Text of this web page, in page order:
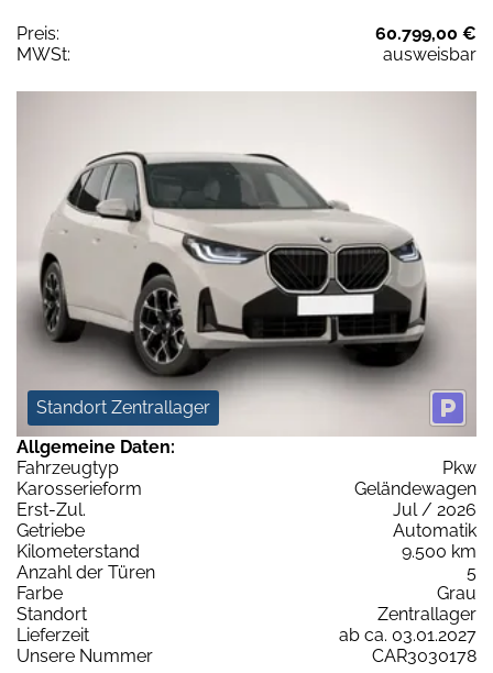
Preis:
60.799,00 €
MWSt:
ausweisbar
Standort Zentrallager
Allgemeine Daten:
Fahrzeugtyp
Pkw
Karosserieform
Geländewagen
Erst-Zul.
Jul / 2026
Getriebe
Automatik
Kilometerstand
9.500 km
Anzahl der Türen
5
Farbe
Grau
Standort
Zentrallager
Lieferzeit
ab ca. 03.01.2027
Unsere Nummer
CAR3030178